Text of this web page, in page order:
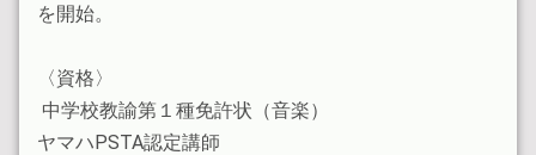
を開始。
〈資格〉
中学校教諭第１種免許状（音楽）
ヤマハPSTA認定講師